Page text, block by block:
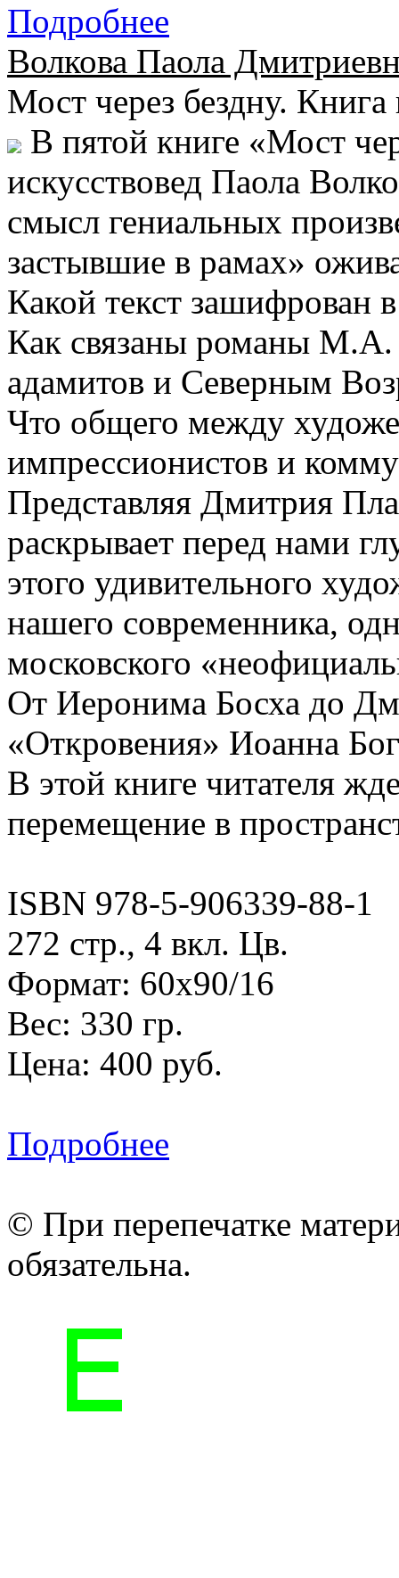
Подробнее
Волкова Паола
Мост через бездну. Книга
В пятой книге «Мост
искусствовед Паола
смысл гениальных
застывшие в рамах»
Какой текст зашифрован
Как связаны романы М.А.
адамитов и Северным
Что общего между
импрессионистов и
Представляя Дмитрия
раскрывает перед нами
этого удивительного
нашего современника,
московского
От Иеронима Босха до
«Откровения» Иоанна
В этой книге читателя
перемещение в
ISBN 978-5-906339-88-1
272 стр., 4 вкл. Цв.
Формат: 60х90/16
Вес: 330 гр.
Цена: 400 руб.
Подробнее
© При перепечатке
обязательна.